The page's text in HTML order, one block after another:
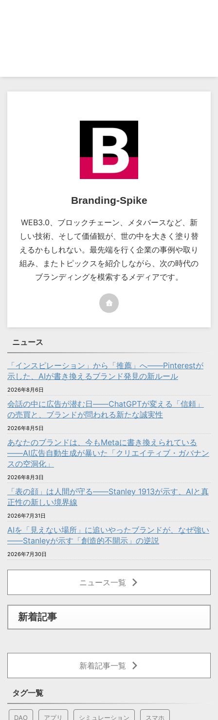
Branding-Spike
WEB3.0、ブロックチェーン、メタバースなど、新
しい技術、そして価値観が、世の中を大きく塗り替
えるかもしれない。最先端を行く企業の事例や取り
組み、またトピックスを紹介しながら、次の時代の
ブランディングを模索するメディアです。
ニュース
「インスピレーション」から「推薦」へ――Pinterestが
示した、AIが書き換えるブランド発見の新ルール
2026年8月6日
会話の中に広告が潜む日——ChatGPTが変える「信頼」
の売買と、ブランドが問われる新たな誠実性
2026年8月5日
あなたのブランドは、今もMetaに書き換えられている
——AI広告自動生成が暴いた「クリエイティブ・ガバナン
スの空洞化」
2026年8月3日
「表の顔」は人間が守る――Stanley 1913が示す、AIと真
正性の新しい境界線
2026年7月31日
AIを「見えない場所」に追いやったブランドが、なぜ強い
——Stanleyが示す「創造的不開示」の逆説
2026年7月30日
ニュース一覧
新着記事
新着記事一覧
タグ一覧
DAO アプリ シミュレーション スマホ